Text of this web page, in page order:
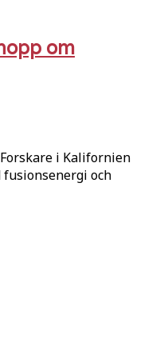
om
Forskare i Kalifornien
och